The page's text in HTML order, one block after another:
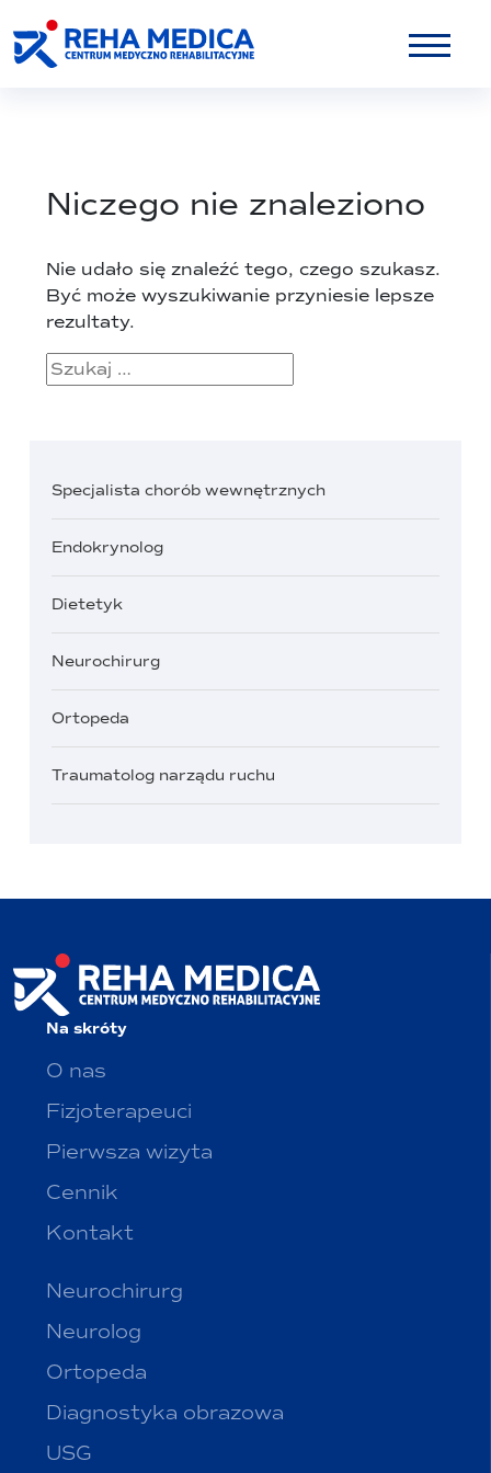
Specjalista chorób wewnętrznych
Endokrynolog
Dietetyk
Neurochirurg
Ortopeda
Traumatolog narządu ruchu
Niczego nie znaleziono
Nie udało się znaleźć tego, czego szukasz.
Być może wyszukiwanie przyniesie lepsze
rezultaty.
Szukaj:
Na skróty
O nas
Fizjoterapeuci
Pierwsza wizyta
Cennik
Kontakt
Neurochirurg
Neurolog
Ortopeda
Diagnostyka obrazowa
USG